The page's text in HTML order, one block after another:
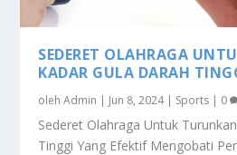
SEDERET OLAHRAGA
KADAR GULA DARAH
olehAdmin | Jun 8, 2024| Sports | 0
Sederet Olahraga Untuk
Tinggi Yang Efektif Mengobati